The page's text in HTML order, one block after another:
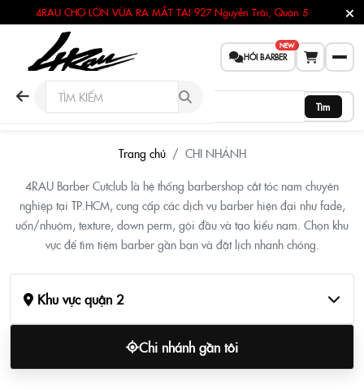
4RAU CHỢ LỚN VỪA RA MẮT TẠI 927 Nguyễn Trãi, Quận 5
HỎI BARBER
NEW
Tìm
Barber Shop Khu vực quận 2 –
Trang chủ
CHI NHÁNH
4RAU Barber Cutclub là hệ thống barbershop cắt tóc nam chuyên
nghiệp tại TP.HCM, cung cấp các dịch vụ barber hiện đại như fade,
uốn/nhuộm, texture, down perm, gội đầu và tạo kiểu nam. Chọn khu
vực để tìm tiệm barber gần bạn và đặt lịch nhanh chóng.
Khu vực quận 2
Chi nhánh gần tôi